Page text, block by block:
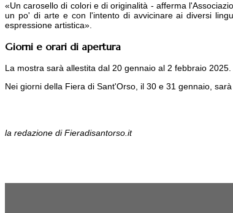
«Uncarosello di colori e di originalità - afferma
un po' di arte e con l'intento di avvicinare aidiversi
espressione artistica».
Giorni e orari di apertura
La mostra sarà allestita dal 20 gennaio al 2 febbraio 2025
Nei giorni della Fiera di Sant'Orso, il 30 e 31 gennaio,
la redazione di Fieradisantorso.it